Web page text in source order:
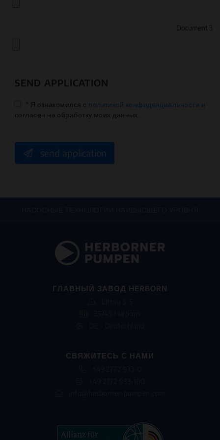
Document 3
SEND APPLICATION
* Я ознакомился с политикой конфиденциальности и
согласен на обработку моих данных.
send application
ГЛАВНЫЙ ЗАВОД HERBORN
СВЯЖИТЕСЬ С НАМИ